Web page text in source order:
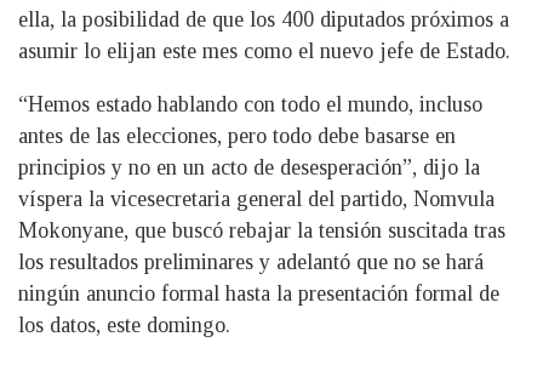
ella, la posibilidad de que los 400 diputados próximos a
asumir lo elijan este mes como el nuevo jefe de Estado.
“Hemos estado hablando con todo el mundo, incluso
antes de las elecciones, pero todo debe basarse en
principios y no en un acto de desesperación”, dijo la
víspera la vicesecretaria general del partido, Nomvula
Mokonyane, que buscó rebajar la tensión suscitada tras
los resultados preliminares y adelantó que no se hará
ningún anuncio formal hasta la presentación formal de
los datos, este domingo.